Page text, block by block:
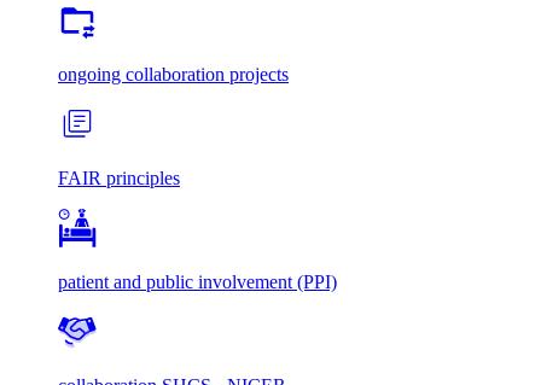
ongoing collaboration projects
FAIR principles
patient and public involvement (PPI)